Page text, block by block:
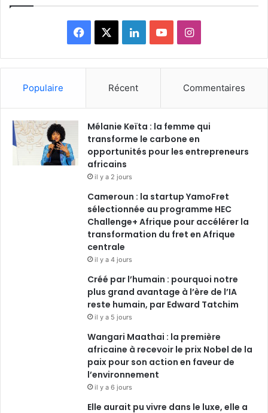
a
b
o
o
k
L
i
e
d
n
o
u
b
I
n
a
g
a
m
Populaire Récent Commentaires
Mélanie Keïta : la femme qui
transforme le carbone en
opportunités pour les entrepreneurs
africains
il y a 2 jours
Cameroun : la startup YamoFret
sélectionnée au programme HEC
Challenge+ Afrique pour accélérer la
transformation du fret en Afrique
centrale
il y a 4 jours
Créé par l’humain : pourquoi notre
plus grand avantage à l’ère de l’IA
reste humain, par Edward Tatchim
il y a 5 jours
Wangari Maathai : la première
africaine à recevoir le prix Nobel de la
paix pour son action en faveur de
l’environnement
il y a 6 jours
Elle aurait pu vivre dans le luxe, elle a